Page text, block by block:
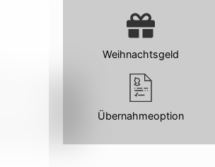
Weihnachtsgeld
Übernahmeoption